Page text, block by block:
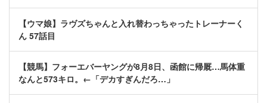
【ウマ娘】ラヴズちゃんと入れ替わっちゃったトレーナーく
ん 57話目
【競馬】フォーエバーヤングが8月8日、函館に帰厩…馬体重
なんと573キロ。←「デカすぎんだろ…」